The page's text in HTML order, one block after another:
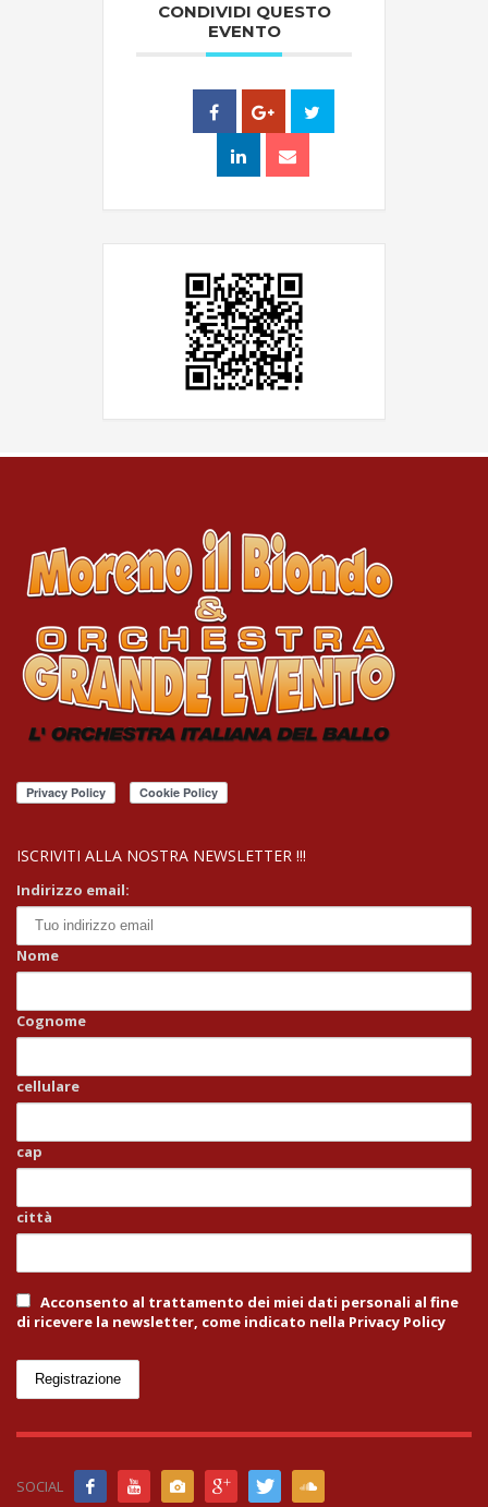
CONDIVIDI QUESTO
EVENTO
ISCRIVITI ALLA NOSTRA NEWSLETTER !!!
Indirizzo email:
Nome
Cognome
cellulare
cap
città
Acconsento al trattamento dei miei dati personali al fine
di ricevere la newsletter, come indicato nella Privacy Policy
SOCIAL